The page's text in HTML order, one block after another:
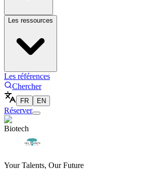
Les ressources
Les références
Chercher
FR EN
Réserver
Biotech
Your Talents, Our Future